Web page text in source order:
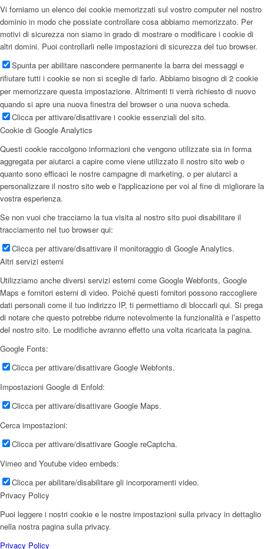
Vi forniamo un elenco dei cookie memorizzati sul vostro computer nel nostro
dominio in modo che possiate controllare cosa abbiamo memorizzato. Per
motivi di sicurezza non siamo in grado di mostrare o modificare i cookie di
altri domini. Puoi controllarli nelle impostazioni di sicurezza del tuo browser.
Spunta per abilitare nascondere permanente la barra dei messaggi e
rifiutare tutti i cookie se non si sceglie di farlo. Abbiamo bisogno di 2 cookie
per memorizzare questa impostazione. Altrimenti ti verrà richiesto di nuovo
quando si apre una nuova finestra del browser o una nuova scheda.
Clicca per attivare/disattivare i cookie essenziali del sito.
Cookie di Google Analytics
Questi cookie raccolgono informazioni che vengono utilizzate sia in forma
aggregata per aiutarci a capire come viene utilizzato il nostro sito web o
quanto sono efficaci le nostre campagne di marketing, o per aiutarci a
personalizzare il nostro sito web e l'applicazione per voi al fine di migliorare la
vostra esperienza.
Se non vuoi che tracciamo la tua visita al nostro sito puoi disabilitare il
tracciamento nel tuo browser qui:
Clicca per attivare/disattivare il monitoraggio di Google Analytics.
Altri servizi esterni
Utilizziamo anche diversi servizi esterni come Google Webfonts, Google
Maps e fornitori esterni di video. Poiché questi fornitori possono raccogliere
dati personali come il tuo indirizzo IP, ti permettiamo di bloccarli qui. Si prega
di notare che questo potrebbe ridurre notevolmente la funzionalità e l’aspetto
del nostro sito. Le modifiche avranno effetto una volta ricaricata la pagina.
Google Fonts:
Clicca per attivare/disattivare Google Webfonts.
Impostazioni Google di Enfold:
Clicca per attivare/disattivare Google Maps.
Cerca impostazioni:
Clicca per attivare/disattivare Google reCaptcha.
Vimeo and Youtube video embeds:
Clicca per abilitare/disabilitare gli incorporamenti video.
Privacy Policy
Puoi leggere i nostri cookie e le nostre impostazioni sulla privacy in dettaglio
nella nostra pagina sulla privacy.
Privacy Policy